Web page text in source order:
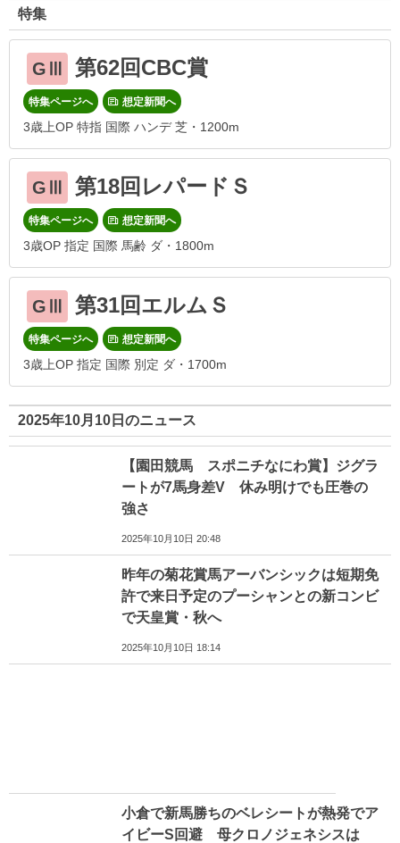
特集
GⅢ 第62回CBC賞
特集ページへ 想定新聞へ
3歳上OP 特指 国際 ハンデ 芝・1200m
GⅢ 第18回レパードＳ
特集ページへ 想定新聞へ
3歳OP 指定 国際 馬齢 ダ・1800m
GⅢ 第31回エルムＳ
特集ページへ 想定新聞へ
3歳上OP 指定 国際 別定 ダ・1700m
2025年10月10日のニュース
【園田競馬 スポニチなにわ賞】ジグラ
ートが7馬身差V 休み明けでも圧巻の
強さ
2025年10月10日 20:48
昨年の菊花賞馬アーバンシックは短期免
許で来日予定のプーシャンとの新コンビ
で天皇賞・秋へ
2025年10月10日 18:14
小倉で新馬勝ちのベレシートが熱発でア
イビーS回避 母クロノジェネシスは